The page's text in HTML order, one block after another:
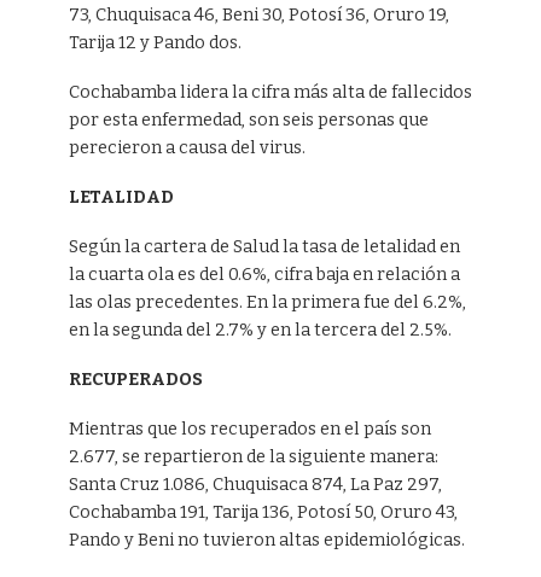
73, Chuquisaca 46, Beni 30, Potosí 36, Oruro 19,
Tarija 12 y Pando dos.
Cochabamba lidera la cifra más alta de fallecidos
por esta enfermedad, son seis personas que
perecieron a causa del virus.
LETALIDAD
Según la cartera de Salud la tasa de letalidad en
la cuarta ola es del 0.6%, cifra baja en relación a
las olas precedentes. En la primera fue del 6.2%,
en la segunda del 2.7% y en la tercera del 2.5%.
RECUPERADOS
Mientras que los recuperados en el país son
2.677, se repartieron de la siguiente manera:
Santa Cruz 1.086, Chuquisaca 874, La Paz 297,
Cochabamba 191, Tarija 136, Potosí 50, Oruro 43,
Pando y Beni no tuvieron altas epidemiológicas.